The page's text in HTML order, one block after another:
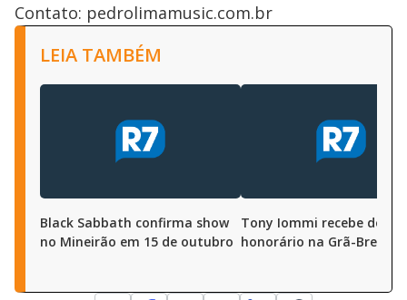
Contato: pedrolimamusic.com.br
LEIA TAMBÉM
Black Sabbath confirma show
no Mineirão em 15 de outubro
Tony Iommi recebe
honorário na Grã-